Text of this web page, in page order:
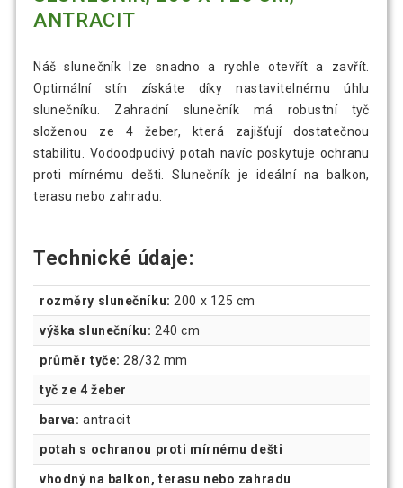
ANTRACIT
Náš slunečník lze snadno a rychle otevřít a zavřít.
Optimální stín získáte díky nastavitelnému úhlu
slunečníku. Zahradní slunečník má robustní tyč
složenou ze 4 žeber, která zajišťují dostatečnou
stabilitu. Vodoodpudivý potah navíc poskytuje ochranu
proti mírnému dešti. Slunečník je ideální na balkon,
terasu nebo zahradu.
Technické údaje:
rozměry slunečníku: 200 x 125 cm
výška slunečníku: 240 cm
průměr tyče: 28/32 mm
tyč ze 4 žeber
barva: antracit
potah s ochranou proti mírnému dešti
vhodný na balkon, terasu nebo zahradu